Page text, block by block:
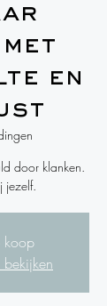
en
door klanken.
jezelf.
koop
bekijken